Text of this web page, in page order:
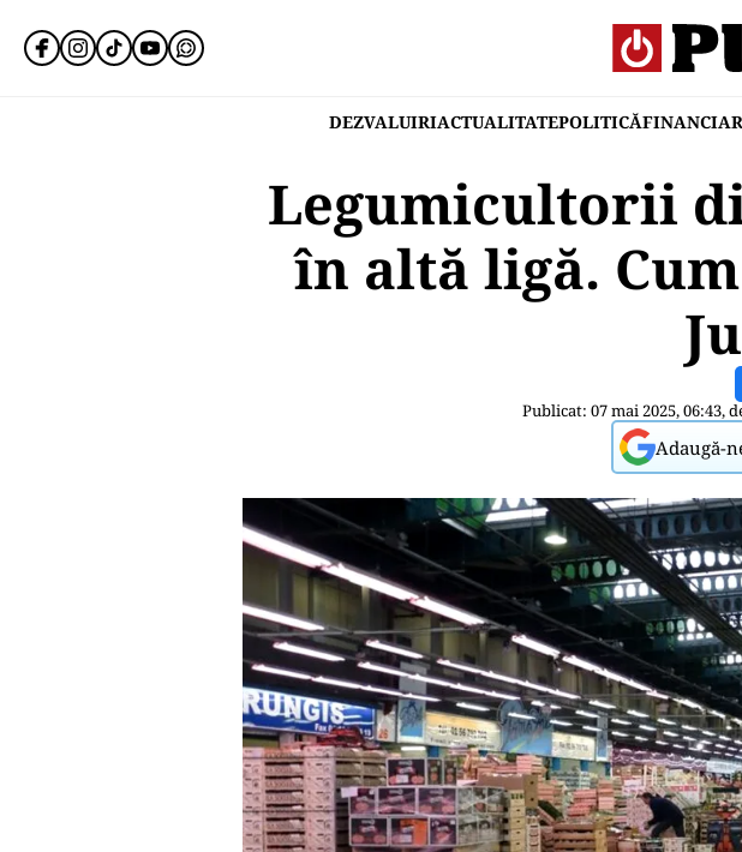
DEZVALUIRIACTUALITATEPOLITICĂFINANCIAR
Legumicultorii
în altă ligă.
Publicat: 07 mai 2025, 06:43,
Adaugă-